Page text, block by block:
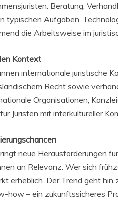
Beratung,
typischen Aufgaben.
die Arbeitsweise im
Kontext
internationale juristische
Recht sowie
Organisationen,
Juristen mit interkultureller
neue Herausforderungen
an Relevanz. Wer sich
erheblich. Der Trend geht hin
how – ein zukunftssicheres